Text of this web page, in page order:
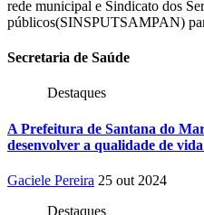
rede municipal e Sindicato dos
públicos(SINSPUTSAMPAN)
Secretaria de Saúde
Destaques
A Prefeitura de Santana do
desenvolver a qualidade de
Gaciele Pereira 25 out 2024
Destaques